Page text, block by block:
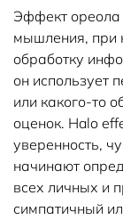
Эффект
мышления, при
обработку
он использует
или какого-то
оценок. Halo
уверенность,
начинают
всех личных и
симпатичный